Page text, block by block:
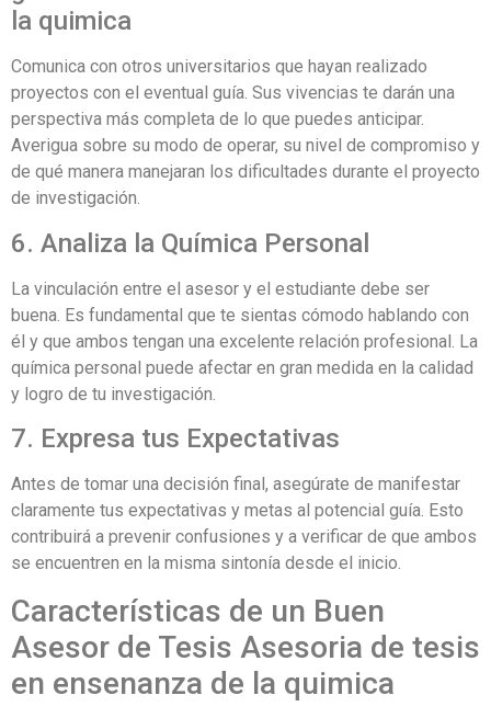
la quimica
Comunica con otros universitarios que hayan realizado
proyectos con el eventual guía. Sus vivencias te darán una
perspectiva más completa de lo que puedes anticipar.
Averigua sobre su modo de operar, su nivel de compromiso y
de qué manera manejaran los dificultades durante el proyecto
de investigación.
6. Analiza la Química Personal
La vinculación entre el asesor y el estudiante debe ser
buena. Es fundamental que te sientas cómodo hablando con
él y que ambos tengan una excelente relación profesional. La
química personal puede afectar en gran medida en la calidad
y logro de tu investigación.
7. Expresa tus Expectativas
Antes de tomar una decisión final, asegúrate de manifestar
claramente tus expectativas y metas al potencial guía. Esto
contribuirá a prevenir confusiones y a verificar de que ambos
se encuentren en la misma sintonía desde el inicio.
Características de un Buen
Asesor de Tesis Asesoria de tesis
en ensenanza de la quimica